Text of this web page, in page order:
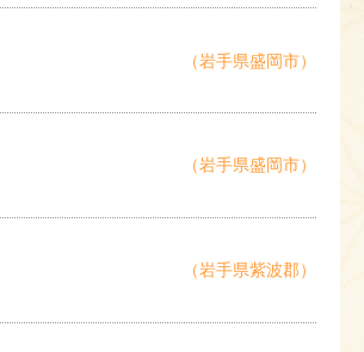
（岩手県盛岡市）
（岩手県盛岡市）
（岩手県紫波郡）